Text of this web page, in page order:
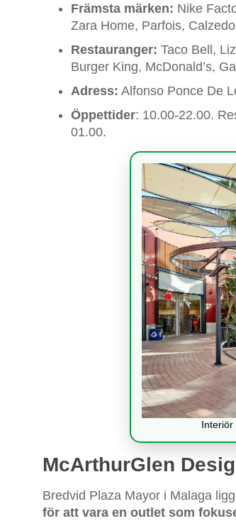
Främsta märken: Nike
Zara Home, Parfois,
Restauranger: Taco Bell,
Burger King, McDonald’s,
Adress: Alfonso Ponce De
Öppettider: 10.00-22.00.
01.00.
Interiör
McArthurGlen
Bredvid Plaza Mayor i Malaga
för att vara en outlet som